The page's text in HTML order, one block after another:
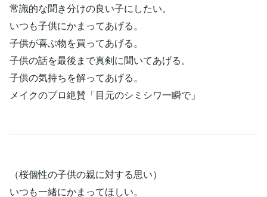
常識的な聞き分けの良い子にしたい。
いつも子供にかまってあげる。
子供が喜ぶ物を買ってあげる。
子供の話を最後まで真剣に聞いてあげる。
子供の気持ちを解ってあげる。
メイクのプロ絶賛「目元のシミシワ一瞬で」
（桜個性の子供の親に対する思い）
いつも一緒にかまってほしい。